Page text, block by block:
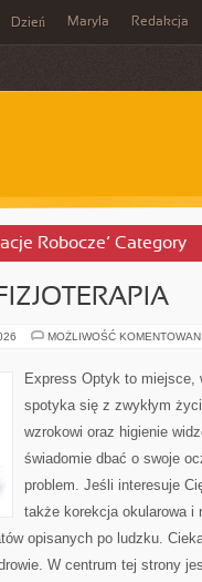
Dzień Maryla Redakcja
Robocze’ Category
MOŻLIWOŚĆ
Express Optyk to miejsce,
spotyka się z zwykłym
wzrokowi oraz higienie
świadomie dbać o swoje
problem. Jeśli interesuje
także korekcja okularowa i
opisanych po ludzku.
W centrum tej strony